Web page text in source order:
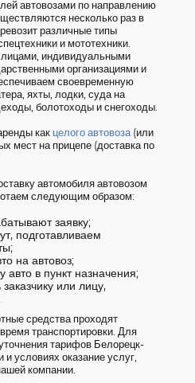
автовозами по направлению
несколько раз в
различные типы
и мототехники.
индивидуальными
организациями и
своевременную
яхты, лодки, суда на
болотоходы и снегоходы.
как целого автовоза(или
мест на прицепе (доставка по
автомобиля автовозом
следующим образом:
заявку;
подготавливаем
на автовоз;
авто в пункт назначения;
или лицу,
средства проходят
транспортировки. Для
тарифов Белорецк-
и условиях оказание услуг,
компании.